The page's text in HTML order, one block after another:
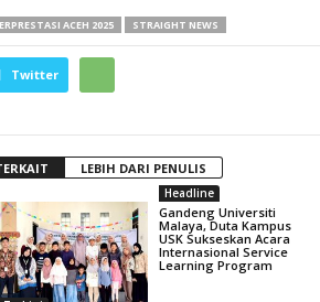
ACEH 2025 STRAIGHT NEWS
Twitter
LEBIH DARI PENULIS
Headline
Gandeng Universiti
Malaya, Duta Kampus
USK Sukseskan Acara
Internasional Service
Learning Program